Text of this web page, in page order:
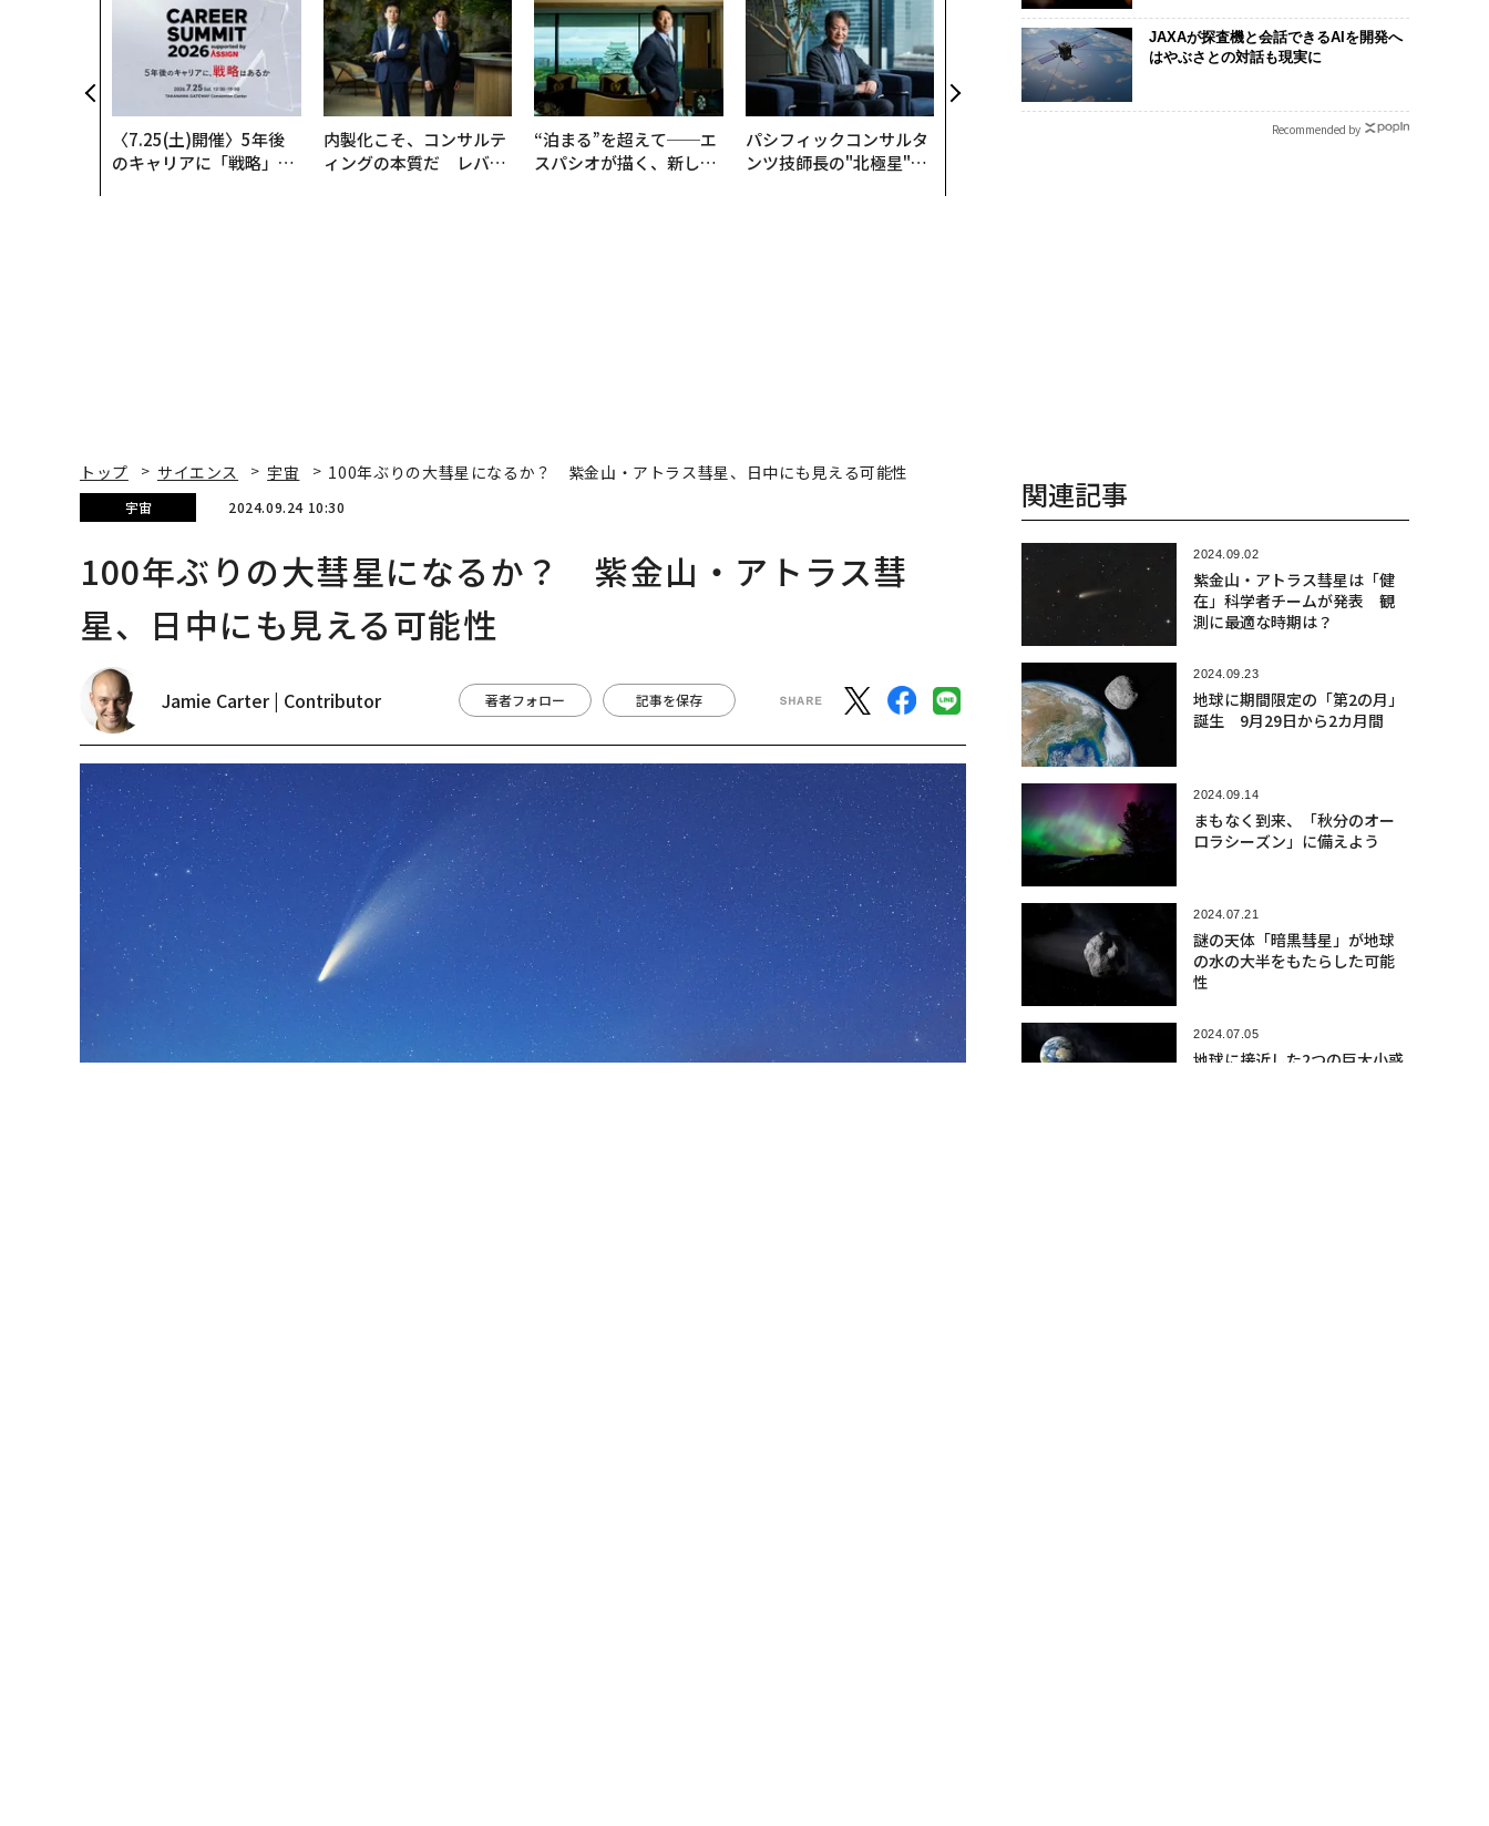
〈7.25(土)開催〉5年後
のキャリアに「戦略」は
内製化こそ、コンサルテ
ィングの本質だ レバレ
“泊まる”を超えて──エ
スパシオが描く、新しい
パシフィックコンサルタ
ンツ技師長の"北極星"。
アフリカの農村の通信、
小1の壁。2人の挑戦者が
手にした「次なる武器」
目先の転職ではなく「10
年後の価値」をつくる─
─アサインの長期伴走型
〜決断する人
代の金融パラ
×PwC】
JAXAが探査機と会話できるAIを開発へ
はやぶさとの対話も現実に
Recommended by
トップ サイエンス 宇宙 100年ぶりの大彗星になるか？ 紫金山・アトラス彗星、日中にも見える可能性
宇宙 2024.09.24 10:30
100年ぶりの大彗星になるか？ 紫金山・アトラス彗
星、日中にも見える可能性
Jamie Carter | Contributor 著者フォロー 記事を保存
関連記事
2024.09.02
紫金山・アトラス彗星は「健
在」科学者チームが発表 観
測に最適な時期は？
2024.09.23
地球に期間限定の「第2の月」
誕生 9月29日から2カ月間
2024.09.14
まもなく到来、「秋分のオー
ロラシーズン」に備えよう
2024.07.21
謎の天体「暗黒彗星」が地球
の水の大半をもたらした可能
性
2024.07.05
地球に接近した2つの巨大小惑